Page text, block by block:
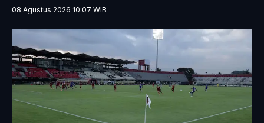
08 Agustus 2026 10:07 WIB